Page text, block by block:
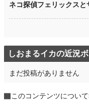
ネコ探偵フェリックス
しおまるイカの近況
まだ投稿がありません
このコンテンツについ